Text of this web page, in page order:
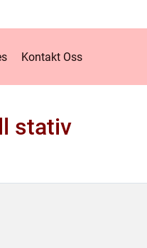
Kontakt Oss
stativ